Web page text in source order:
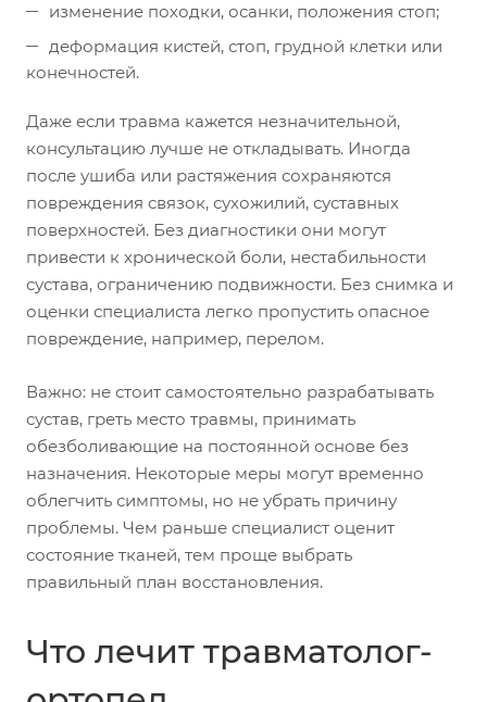
изменение походки, осанки, положения стоп;
деформация кистей, стоп, грудной клетки или
конечностей.
Даже если травма кажется незначительной,
консультацию лучше не откладывать. Иногда
после ушиба или растяжения сохраняются
повреждения связок, сухожилий, суставных
поверхностей. Без диагностики они могут
привести к хронической боли, нестабильности
сустава, ограничению подвижности. Без снимка и
оценки специалиста легко пропустить опасное
повреждение, например, перелом.
Важно: не стоит самостоятельно разрабатывать
сустав, греть место травмы, принимать
обезболивающие на постоянной основе без
назначения. Некоторые меры могут временно
облегчить симптомы, но не убрать причину
проблемы. Чем раньше специалист оценит
состояние тканей, тем проще выбрать
правильный план восстановления.
Что лечит травматолог-